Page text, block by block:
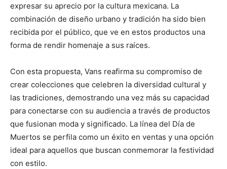
expresar su aprecio por la cultura mexicana. La
combinación de diseño urbano y tradición ha sido bien
recibida por el público, que ve en estos productos una
forma de rendir homenaje a sus raíces.
Con esta propuesta, Vans reafirma su compromiso de
crear colecciones que celebren la diversidad cultural y
las tradiciones, demostrando una vez más su capacidad
para conectarse con su audiencia a través de productos
que fusionan moda y significado. La línea del Día de
Muertos se perfila como un éxito en ventas y una opción
ideal para aquellos que buscan conmemorar la festividad
con estilo.